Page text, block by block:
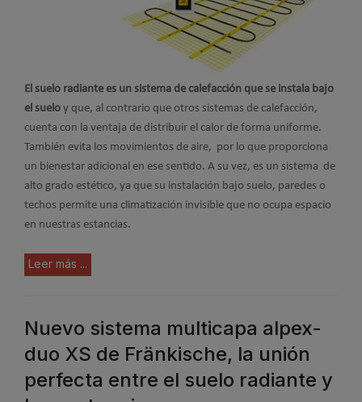
El suelo radiante es un sistema de calefacción que se instala bajo
el suelo y que, al contrario que otros sistemas de calefacción,
cuenta con la ventaja de distribuir el calor de forma uniforme.
También evita los movimientos de aire, por lo que proporciona
un bienestar adicional en ese sentido. A su vez, es un sistema de
alto grado estético, ya que su instalación bajo suelo, paredes o
techos permite una climatización invisible que no ocupa espacio
en nuestras estancias.
Leer más ...
Nuevo sistema multicapa alpex-
duo XS de Fränkische, la unión
perfecta entre el suelo radiante y